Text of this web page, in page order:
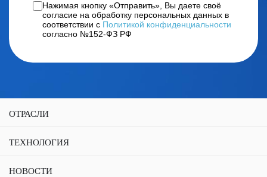
Нажимая кнопку «Отправить», Вы даете своё
согласие на обработку персональных данных в
соответствии с Политикой конфиденциальности
согласно №152-ФЗ РФ
ОТРАСЛИ
ТЕХНОЛОГИЯ
НОВОСТИ